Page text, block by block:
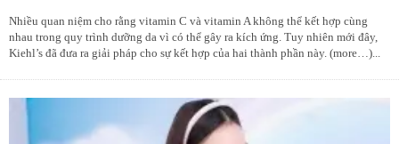
Nhiều quan niệm cho rằng vitamin C và vitamin A không thể kết hợp cùng
nhau trong quy trình dưỡng da vì có thể gây ra kích ứng. Tuy nhiên mới đây,
Kiehl’s đã đưa ra giải pháp cho sự kết hợp của hai thành phần này. (more…)...